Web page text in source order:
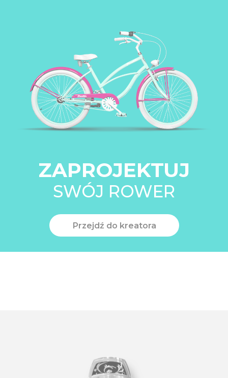
ZAPROJEKTUJ
SWÓJ ROWER
Przejdź do kreatora